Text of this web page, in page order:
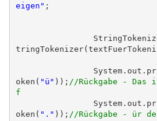
eigen" ;
oken( "ü" )); //Rückgabe -
f
oken( "." )); //Rückgabe - ür